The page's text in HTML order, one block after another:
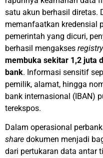
satu akun berhasil diretas.
memanfaatkan kredensial
pemerintah yang dicuri,
berhasil mengakses registry
membuka sekitar 1,2 juta
bank. Informasi sensitif
pemilik, alamat, hingga
bank internasional (IBAN)
terekspos.
Dalam operasional
share dokumen menjadi
dari pertukaran data antar